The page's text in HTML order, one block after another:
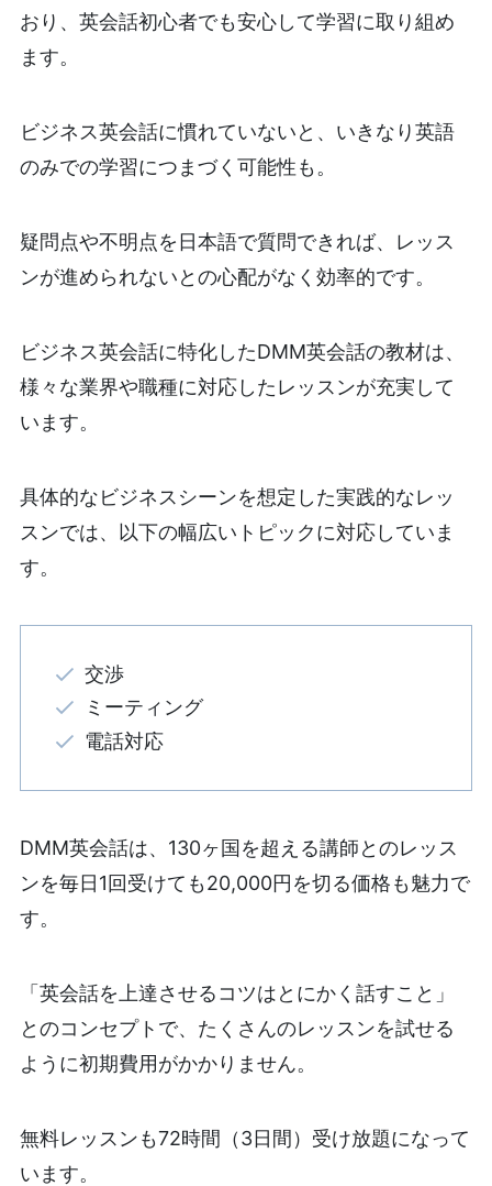
おり、英会話初心者でも安心して学習に取り組め
ます。
ビジネス英会話に慣れていないと、いきなり英語
のみでの学習につまづく可能性も。
疑問点や不明点を日本語で質問できれば、レッス
ンが進められないとの心配がなく効率的です。
ビジネス英会話に特化したDMM英会話の教材は、
様々な業界や職種に対応したレッスンが充実して
います。
具体的なビジネスシーンを想定した実践的なレッ
スンでは、以下の幅広いトピックに対応していま
す。
交渉
ミーティング
電話対応
DMM英会話は、130ヶ国を超える講師とのレッス
ンを毎日1回受けても20,000円を切る価格も魅力で
す。
「英会話を上達させるコツはとにかく話すこと」
とのコンセプトで、たくさんのレッスンを試せる
ように初期費用がかかりません。
無料レッスンも72時間（3日間）受け放題になって
います。